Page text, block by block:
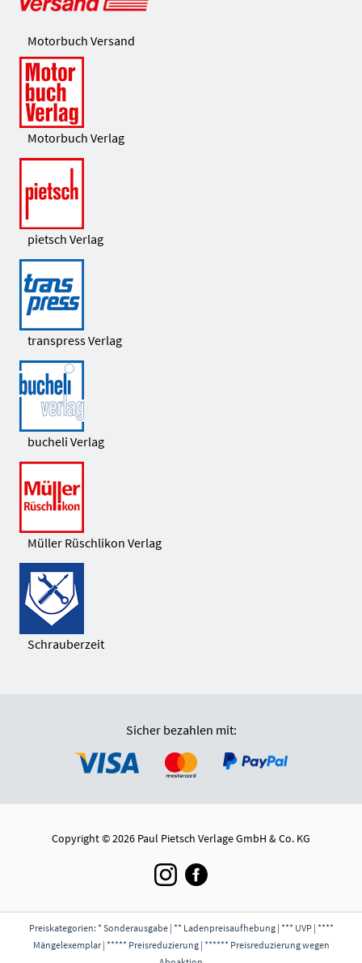
Motorbuch Versand
Motorbuch Verlag
pietsch Verlag
transpress Verlag
bucheli Verlag
Müller Rüschlikon Verlag
Schrauberzeit
Sicher bezahlen mit:
Copyright © 2026 Paul Pietsch Verlage GmbH & Co. KG
Preiskategorien: * Sonderausgabe | ** Ladenpreisaufhebung | *** UVP | ****
Mängelexemplar | ***** Preisreduzierung | ****** Preisreduzierung wegen